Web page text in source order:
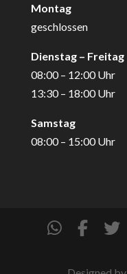
Montag
geschlossen
Dienstag – Freitag
08:00 – 12:00 Uhr
13:30 – 18:00 Uhr
Samstag
08:00 – 15:00 Uhr